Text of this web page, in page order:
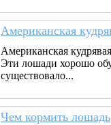
Американская
Американская
Эти лошади хорошо
существовало...
Чем кормить лошадь